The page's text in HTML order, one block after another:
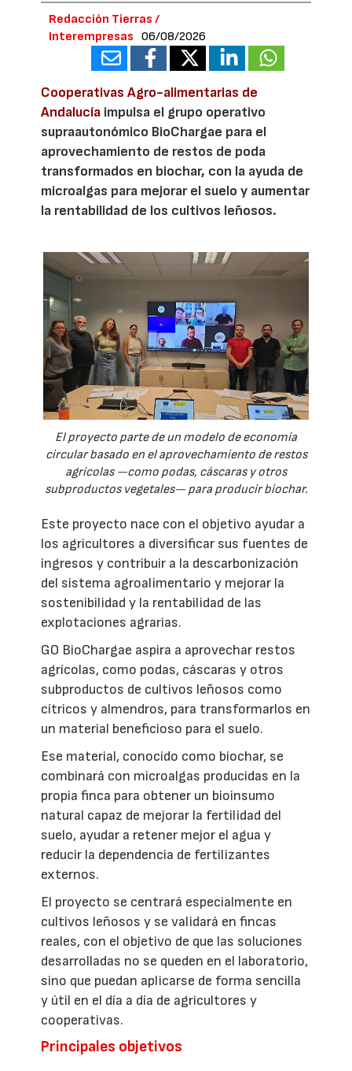
Redacción Tierras /
Interempresas
06/08/2026
Cooperativas Agro-alimentarias de
Andalucía impulsa el grupo operativo
supraautonómico BioChargae para el
aprovechamiento de restos de poda
transformados en biochar, con la ayuda de
microalgas para mejorar el suelo y aumentar
la rentabilidad de los cultivos leñosos.
El proyecto parte de un modelo de economía
circular basado en el aprovechamiento de restos
agrícolas —como podas, cáscaras y otros
subproductos vegetales— para producir biochar.
Este proyecto nace con el objetivo ayudar a
los agricultores a diversificar sus fuentes de
ingresos y contribuir a la descarbonización
del sistema agroalimentario y mejorar la
sostenibilidad y la rentabilidad de las
explotaciones agrarias.
GO BioChargae aspira a aprovechar restos
agrícolas, como podas, cáscaras y otros
subproductos de cultivos leñosos como
cítricos y almendros, para transformarlos en
un material beneficioso para el suelo.
Ese material, conocido como biochar, se
combinará con microalgas producidas en la
propia finca para obtener un bioinsumo
natural capaz de mejorar la fertilidad del
suelo, ayudar a retener mejor el agua y
reducir la dependencia de fertilizantes
externos.
El proyecto se centrará especialmente en
cultivos leñosos y se validará en fincas
reales, con el objetivo de que las soluciones
desarrolladas no se queden en el laboratorio,
sino que puedan aplicarse de forma sencilla
y útil en el día a día de agricultores y
cooperativas.
Principales objetivos